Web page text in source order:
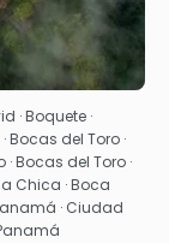
· Boquete ·
Bocas del Toro ·
Bocas del Toro ·
Chica · Boca
· Ciudad